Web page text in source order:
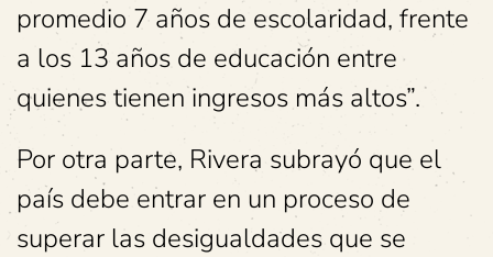
promedio 7 años de escolaridad, frente
a los 13 años de educación entre
quienes tienen ingresos más altos”.
Por otra parte, Rivera subrayó que el
país debe entrar en un proceso de
superar las desigualdades que se